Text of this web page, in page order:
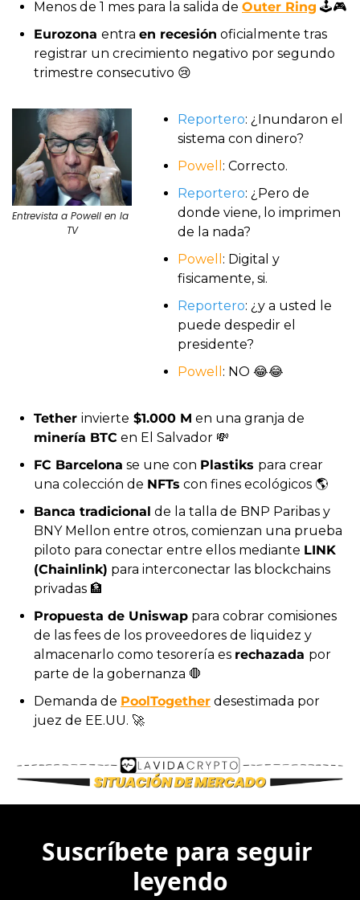
Menos de 1 mes para la salida de Outer Ring 🕹️🎮
Eurozona entra en recesión oficialmente tras
registrar un crecimiento negativo por segundo
trimestre consecutivo 😢
Entrevista a Powell en la
TV
Reportero: ¿Inundaron el
sistema con dinero?
Powell : Correcto.
Reportero: ¿Pero de
donde viene, lo imprimen
de la nada?
Powell : Digital y
fisicamente, si.
Reportero: ¿y a usted le
puede despedir el
presidente?
Powell : NO 😂😂
Tether invierte $1.000 M
minería BTC en El Salvador 💸
FC Barcelona se une con Plastiks para crear
una colección de NFTs con fines ecológicos 🌎
Banca tradicional de la talla de BNP Paribas y
BNY Mellon entre otros, comienzan una prueba
piloto para conectar entre ellos mediante LINK
(Chainlink) para interconectar las blockchains
privadas 🏦
Propuesta de Uniswap para cobrar comisiones
de las fees de los proveedores de liquidez y
almacenarlo como tesorería es rechazada por
parte de la gobernanza 🛑
Demanda de PoolTogether desestimada por
juez de EE.UU. 🚀
Suscríbete para seguir
leyendo